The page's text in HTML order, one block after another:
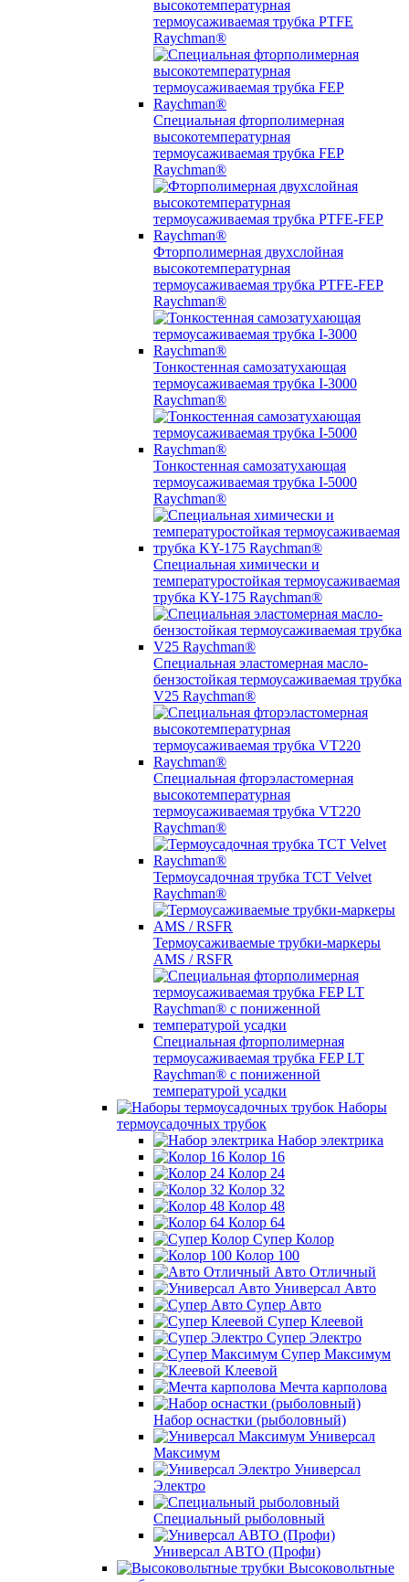
высокотемпературная
термоусаживаемая трубка PTFE
Raychman®
Специальная фторполимерная
высокотемпературная
термоусаживаемая трубка FEP
Raychman®
Фторполимерная двухслойная
высокотемпературная
термоусаживаемая трубка PTFE-FEP
Raychman®
Тонкостенная самозатухающая
термоусаживаемая трубка I-3000
Raychman®
Тонкостенная самозатухающая
термоусаживаемая трубка I-5000
Raychman®
Специальная химически и
температуростойкая термоусаживаемая
трубка KY-175 Raychman®
Специальная эластомерная масло-
бензостойкая термоусаживаемая трубка
V25 Raychman®
Специальная фторэластомерная
высокотемпературная
термоусаживаемая трубка VT220
Raychman®
Термоусадочная трубка TCT Velvet
Raychman®
Термоусаживаемые трубки-маркеры
AMS / RSFR
Специальная фторполимерная
термоусаживаемая трубка FEP LT
Raychman® с пониженной
температурой усадки
Наборы
термоусадочных трубок
Набор электрика
Колор 16
Колор 24
Колор 32
Колор 48
Колор 64
Супер Колор
Колор 100
Авто Отличный
Универсал Авто
Супер Авто
Супер Клеевой
Супер Электро
Супер Максимум
Клеевой
Мечта карполова
Набор оснастки (рыболовный)
Универсал
Максимум
Универсал
Электро
Специальный рыболовный
Универсал АВТО (Профи)
Высоковольтные